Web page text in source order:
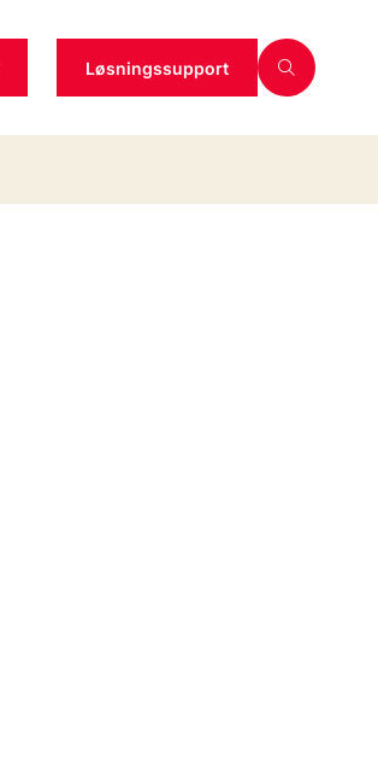
Løsningssupport